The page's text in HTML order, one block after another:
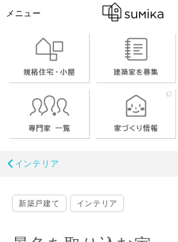
メニュー
インテリア
新築戸建て インテリア